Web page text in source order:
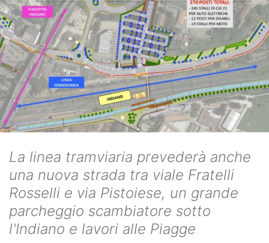
La linea tramviaria prevederà anche
una nuova strada tra viale Fratelli
Rosselli e via Pistoiese, un grande
parcheggio scambiatore sotto
l'Indiano e lavori alle Piagge